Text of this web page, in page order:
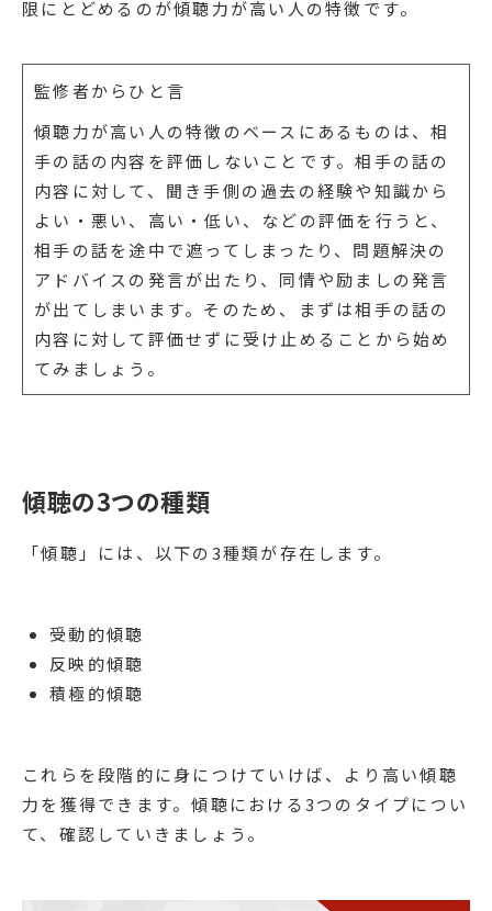
限にとどめるのが傾聴力が高い人の特徴です。
監修者からひと言
傾聴力が高い人の特徴のベースにあるものは、相
手の話の内容を評価しないことです。相手の話の
内容に対して、聞き手側の過去の経験や知識から
よい・悪い、高い・低い、などの評価を行うと、
相手の話を途中で遮ってしまったり、問題解決の
アドバイスの発言が出たり、同情や励ましの発言
が出てしまいます。そのため、まずは相手の話の
内容に対して評価せずに受け止めることから始め
てみましょう。
傾聴の3つの種類
「傾聴」には、以下の3種類が存在します。
受動的傾聴
反映的傾聴
積極的傾聴
これらを段階的に身につけていけば、より高い傾聴
力を獲得できます。傾聴における3つのタイプについ
て、確認していきましょう。